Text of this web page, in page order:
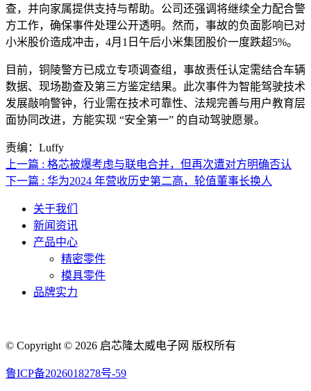
查，并向家属提供支持与帮助。公司还强调将继续全力配合警
方工作，确保事件处理公开透明。然而，事故的负面影响已对
小米股价造成冲击，4月1日午后小米集团股价一度跌超5%。
目前，铜陵警方已成立专项调查组，事故责任认定需结合车辆
数据、现场勘查及第三方鉴定结果。此次事件为智能驾驶技术
发展敲响警钟，行业需在技术可靠性、法规完善与用户教育层
面协同改进，方能实现 “安全第一” 的自动驾驶愿景。
责编：Luffy
上一篇 : 格芯被爆考虑与联电合并，但再次遭对方明确否认
下一篇 : 华为2024 年营收历史第二高，轮值董事长换人
关于我们
新闻资讯
产品中心
精密零件
模具零件
品牌实力
© Copyright © 2026 启芯隆太威电子网 版权所有
鲁ICP备2026018278号-59